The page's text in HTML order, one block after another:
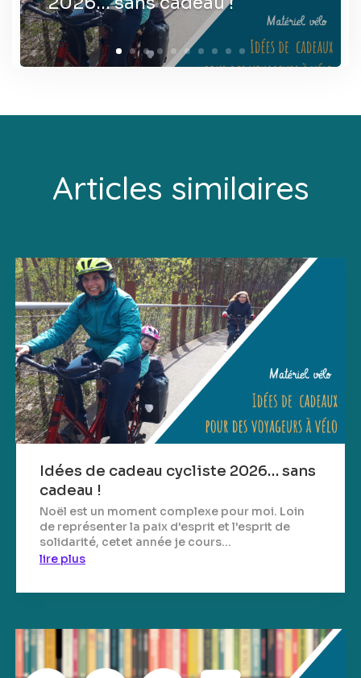
Articles similaires
Idées de cadeau cycliste 2026… sans
cadeau !
Noël est un moment complexe pour moi. Loin
de représenter la paix d'esprit et l'esprit de
solidarité, cetet année je cours...
lire plus